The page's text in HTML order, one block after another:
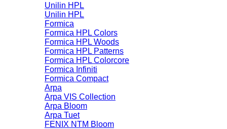
Unilin HPL
Unilin HPL
Formica
Formica HPL Colors
Formica HPL Woods
Formica HPL Patterns
Formica HPL Colorcore
Formica Infiniti
Formica Compact
Arpa
Arpa VIS Collection
Arpa Bloom
Arpa Tuet
FENIX NTM Bloom